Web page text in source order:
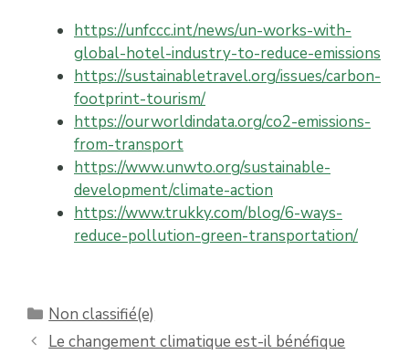
https://unfccc.int/news/un-works-with-
global-hotel-industry-to-reduce-emissions
https://sustainabletravel.org/issues/carbon-
footprint-tourism/
https://ourworldindata.org/co2-emissions-
from-transport
https://www.unwto.org/sustainable-
development/climate-action
https://www.trukky.com/blog/6-ways-
reduce-pollution-green-transportation/
Catégories
Non classifié(e)
Le changement climatique est-il bénéfique